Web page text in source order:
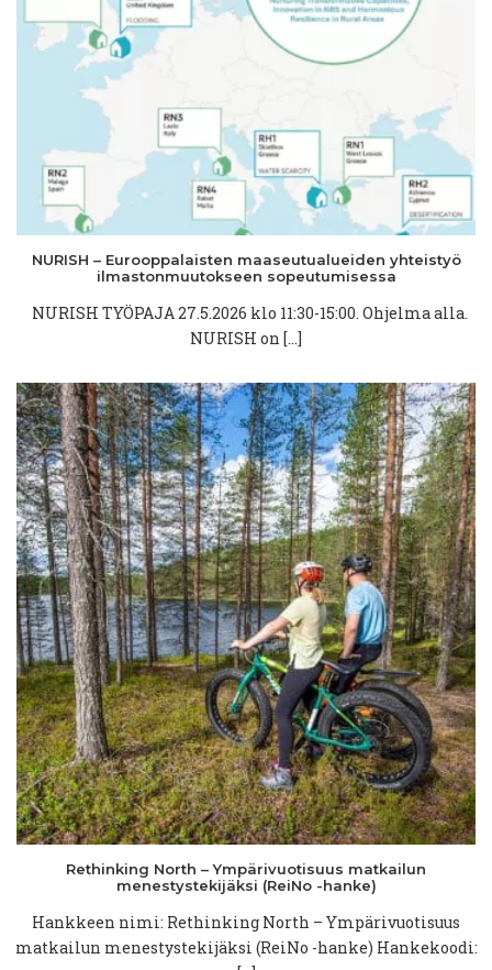
NURISH – Eurooppalaisten maaseutualueiden yhteistyö
ilmastonmuutokseen sopeutumisessa
NURISH TYÖPAJA 27.5.2026 klo 11:30-15:00. Ohjelma alla.
NURISH on […]
Rethinking North –Ympärivuotisuus matkailun
menestystekijäksi (ReiNo -hanke)
Hankkeen nimi: Rethinking North – Ympärivuotisuus
matkailun menestystekijäksi (ReiNo -hanke) Hankekoodi: